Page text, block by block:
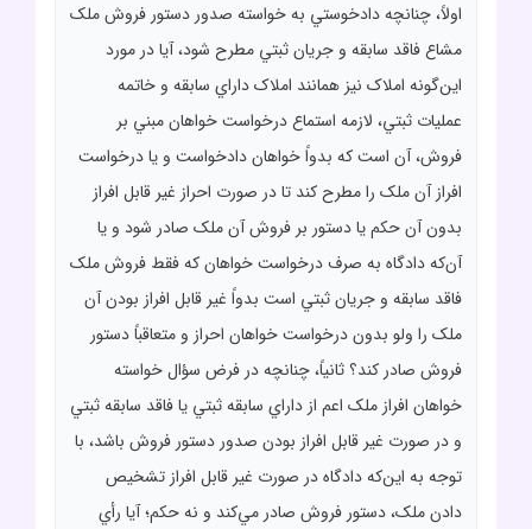
اولاً، چنانچه دادخوستي به خواسته صدور دستور فروش ملک
مشاع فاقد سابقه و جريان ثبتي مطرح شود، آيا در مورد
اين‌گونه املاک نيز همانند املاک داراي سابقه و خاتمه
عمليات ثبتي، لازمه استماع درخواست خواهان مبني بر
فروش، آن است که بدواً خواهان دادخواست و يا درخواست
افراز آن ملک را مطرح کند تا در صورت احراز غير قابل افراز
بدون آن حکم يا دستور بر فروش آن ملک صادر شود و يا
آن‌که دادگاه به صرف درخواست خواهان که فقط فروش ملک
فاقد سابقه و جريان ثبتي است بدواً غير قابل افراز بودن آن
ملک را ولو بدون درخواست خواهان احراز و متعاقباً دستور
فروش صادر کند؟ ثانياً، چنانچه در فرض سؤال خواسته
خواهان افراز ملک اعم از داراي سابقه ثبتي يا فاقد سابقه ثبتي
و در صورت غير قابل افراز بودن صدور دستور فروش باشد، با
توجه به اين‌که دادگاه در صورت غير قابل افراز تشخيص
دادن ملک، دستور فروش صادر مي‌کند و نه حکم؛ آيا رأي